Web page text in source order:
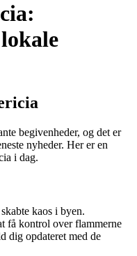
begivenheder, og det er
nyheder. Her er en
i dag.
kaos i byen.
få kontrol over flammerne
dig opdateret med de